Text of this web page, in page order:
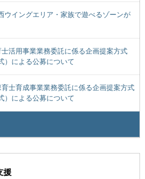
ウイングエリア・家族で遊べるゾーンが
活用事業業務委託に係る企画提案方式
）による公募について
士育成事業業務委託に係る企画提案方式
）による公募について
援